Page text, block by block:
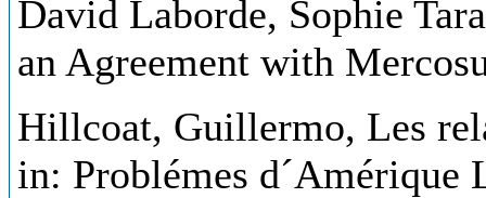
David Laborde, Sophie
an Agreement with
Hillcoat, Guillermo, Les
in: Problémes d´Amérique